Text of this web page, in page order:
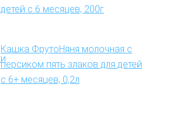
детей с 6 месяцев, 200г
Кашка ФрутоНяня молочная с
персиком пять злаков для детей
с 6+ месяцев, 0,2л